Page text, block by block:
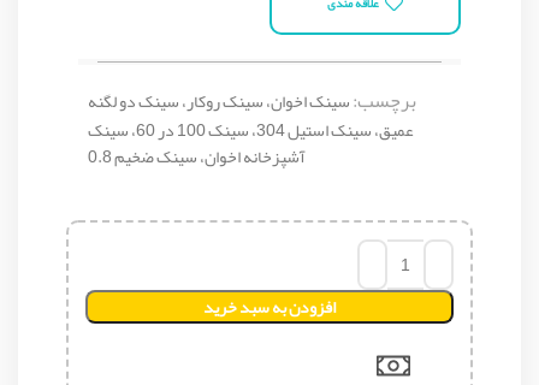
برچسب:سینک اخوان، سینک روکار، سینک دو لگنه
عمیق، سینک استیل 304، سینک 100 در 60، سینک
آشپزخانه اخوان، سینک ضخیم 0.8
افزودن به سبد خرید